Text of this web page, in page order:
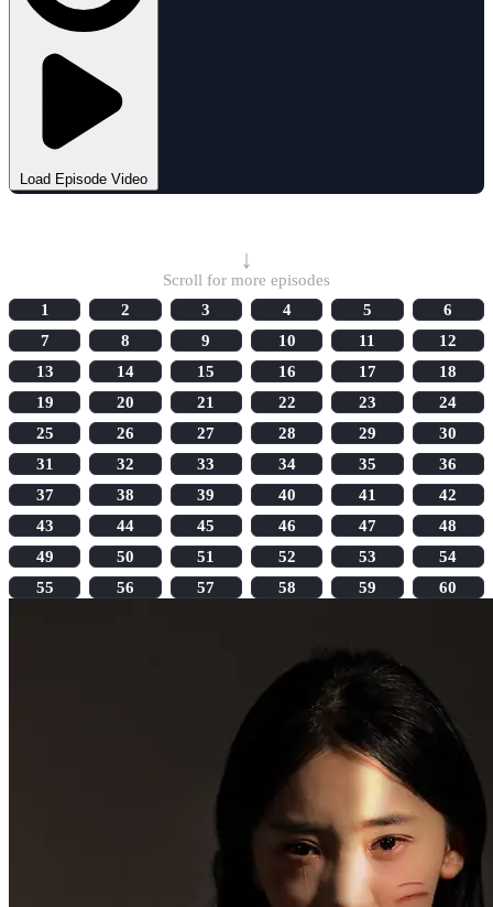
Load Episode Video
↓
Scroll for more episodes
1
2 3 4 5
6
7
8 9 10 11
12
13
14 15 16 17
18
19
20 21 22 23
24
25
26 27 28 29
30
31
32 33 34 35
36
37
38 39 40 41
42
43
44 45 46 47
48
49
50 51 52 53
54
55
56 57 58 59 60